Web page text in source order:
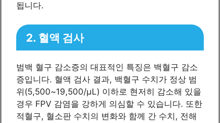
됩니다.
2. 혈액 검사
범백 혈구 감소증의 대표적인 특징은 백혈구 감소
증입니다. 혈액 검사 결과, 백혈구 수치가 정상 범
위(5,500~19,500/μL) 이하로 현저히 감소해 있을
경우 FPV 감염을 강하게 의심할 수 있습니다. 또한
적혈구, 혈소판 수치의 변화와 함께 간 수치, 전해